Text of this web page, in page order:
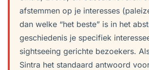
afstemmen op je interesses
dan welke “het beste” is in het
geschiedenis je specifiek
sightseeing gerichte bezoekers.
Sintra het standaard antwoord